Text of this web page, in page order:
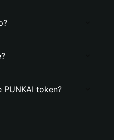
token?